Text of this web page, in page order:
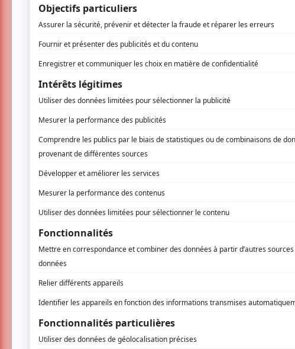
la nuitde Pierre-Luc Granjon qui a remporté le
La soirée a commencé avec la projection de
Piet, un vieil homme en maison de soins, se
soudainement à se transformer en oiseau. Bien
est temps de rejoindre une nouvelle volée. Ce
allégorie de la mort : ce vieil homme est attiré
l’invitent à voler avec eux, tout en ayant envie de
Sa transformation en oiseau n’est pas évidente
pensionnaires se voit vite restreint par sa
son envol, laissant derrière lui une simple chambre
admirative du travail effectué ; je n’ose imaginer
faciale. Le stop-motion est un travail de longue
facile de passer outre la technicité de ce que nous